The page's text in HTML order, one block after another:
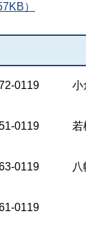
）
0119 小
951-0119
0119 八
0119